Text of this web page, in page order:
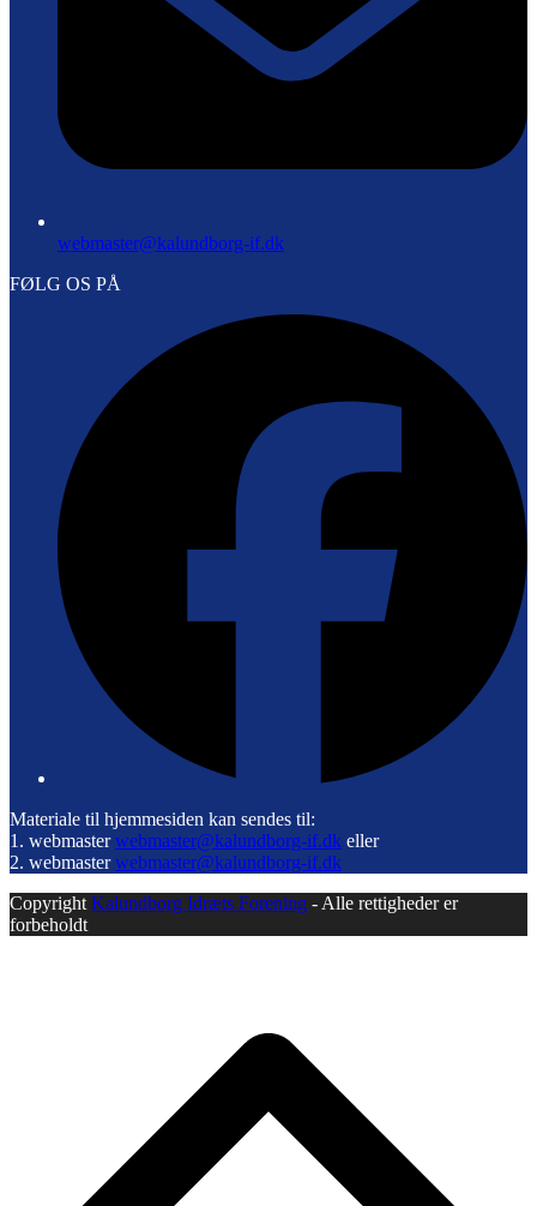
webmaster@kalundborg-if.dk
FØLG OS PÅ
Materiale til hjemmesiden kan sendes til:
1. webmasterwebmaster@kalundborg-if.dk eller
2. webmasterwebmaster@kalundborg-if.dk
Copyright Kalundborg Idræts Forening - Alle rettigheder er
forbeholdt